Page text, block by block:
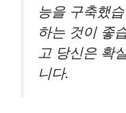
능을 구축했
하는 것이 좋
고 당신은 확
니다.